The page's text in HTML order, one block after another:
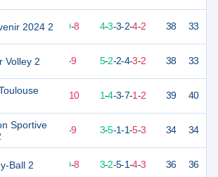
2024 2
Volley 2
Sportive
Ball 2
29 18 10-8 4-3-3-2-4-2 38 33
29 18 -9 5-2-2-4-3-2 38 33
28 18 10 1-4-3-7-1-2 39 40
27 18 -9 3-5-1-1-5-3 34 34
26 10-8 3-2-5-1-4-3 36 36